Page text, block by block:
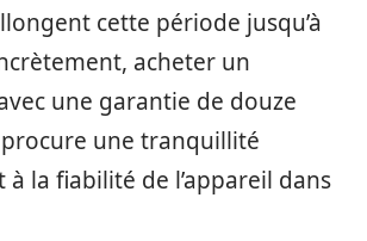
cette période jusqu’à
acheter un
une garantie de douze
une tranquillité
à la fiabilité de l’appareil dans